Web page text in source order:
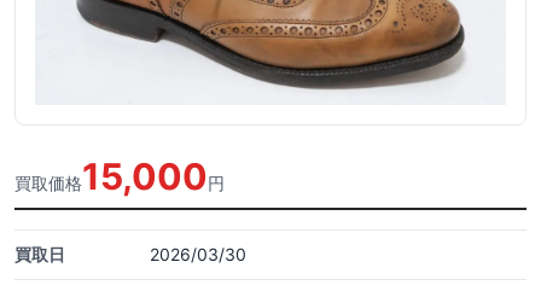
買取価格15,000円
買取日 2026/03/30